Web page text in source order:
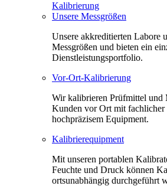
Kalibrierung
Unsere Messgrößen
Unsere akkreditierten Labore
Messgrößen und bieten ein
Dienstleistungsportfolio.
Vor-Ort-Kalibrierung
Wir kalibrieren Prüfmittel und
Kunden vor Ort mit fachlicher
hochpräzisem Equipment.
Kalibrierequipment
Mit unseren portablen
Feuchte und Druck können
ortsunabhängig durchgeführt